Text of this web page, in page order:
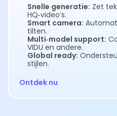
Snelle generatie: Zet
HQ‑video’s.
Smart camera:
tilten.
Multi‑model support:
VIDU en andere.
Global ready:
stijlen.
Ontdek nu